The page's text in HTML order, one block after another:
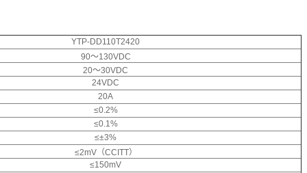
YTP-DD110T2420
90～130VDC
20～30VDC
24VDC
20A
≤0.2%
≤0.1%
≤±3%
≤2mV（CCITT）
≤150mV